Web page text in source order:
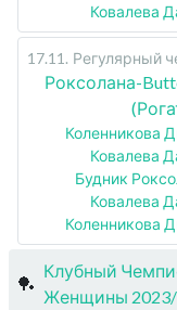
Ковалева
17.11 . Регулярный
Роксолана-
Коленникова
Ковалева
Будник
Ковалева
Коленникова
🏓
Клубный
Женщины